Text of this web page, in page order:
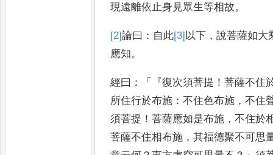
現遠離依止身見眾生等相故。
[2]論曰 ： 自此[3]以下 ，說菩薩如大
應知。
經曰 ：「『復次須菩提 ！菩薩不住
所住行於布施 ：不住色布施 ，不住
須菩提 ！菩薩應如是布施 ，不住於
菩薩不住相布施 ，其福德聚不可思